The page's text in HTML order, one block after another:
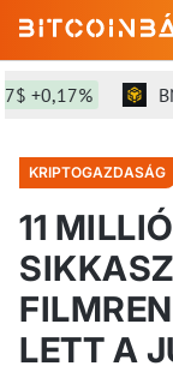
BNB
KRIPTOGAZDASÁG
11
LETT A